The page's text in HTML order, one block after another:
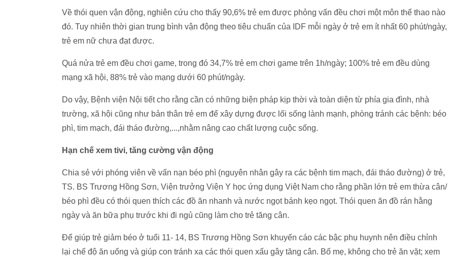
Về thói quen vận động, nghiên cứu cho thấy 90,6% trẻ em được phỏng vấn đều chơi một môn thể thao nào
đó. Tuy nhiên thời gian trung bình vận động theo tiêu chuẩn của IDF mỗi ngày ở trẻ em ít nhất 60 phút/ngày,
trẻ em nữ chưa đạt được.
Quá nửa trẻ em đều chơi game, trong đó 34,7% trẻ em chơi game trên 1h/ngày; 100% trẻ em đều dùng
mạng xã hội, 88% trẻ vào mạng dưới 60 phút/ngày.
Do vậy, Bệnh viện Nội tiết cho rằng cần có những biện pháp kịp thời và toàn diện từ phía gia đình, nhà
trường, xã hội cũng như bản thân trẻ em để xây dựng được lối sống lành mạnh, phòng tránh các bệnh: béo
phì, tim mạch, đái tháo đường,...,nhằm nâng cao chất lượng cuộc sống.
Hạn chế xem tivi, tăng cường vận động
Chia sẻ với phóng viên về vấn nạn béo phì (nguyên nhân gây ra các bệnh tim mạch, đái tháo đường) ở trẻ,
TS. BS Trương Hồng Sơn, Viện trưởng Viện Y học ứng dụng Việt Nam cho rằng phần lớn trẻ em thừa cân/
béo phì đều có thói quen thích các đồ ăn nhanh và nước ngọt bánh kẹo ngọt. Thói quen ăn đồ rán hằng
ngày và ăn bữa phụ trước khi đi ngủ cũng làm cho trẻ tăng cân.
Để giúp trẻ giảm béo ở tuổi 11- 14, BS Trương Hồng Sơn khuyến cáo các bậc phụ huynh nên điều chỉnh
lại chế độ ăn uống và giúp con tránh xa các thói quen xấu gây tăng cân. Bố mẹ, không cho trẻ ăn vặt; xem